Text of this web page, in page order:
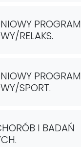
PROGRAM
RELAKS.
PROGRAM
SPORT.
I BADAŃ